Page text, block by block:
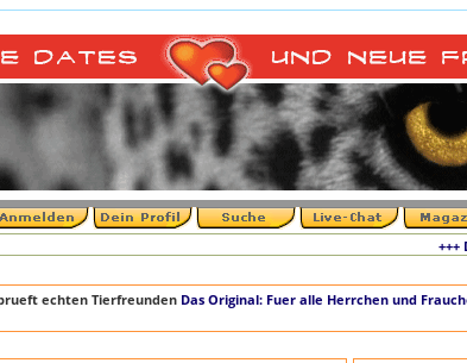
+++
echten Tierfreunden Das Original: Fuer alle Herrchen und